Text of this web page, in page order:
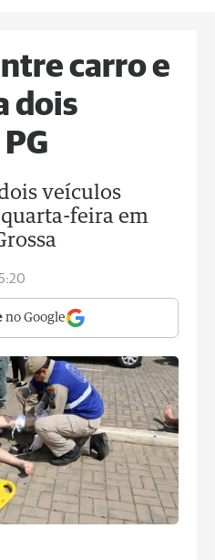
carro e
dois
veículos
feira em
no Google